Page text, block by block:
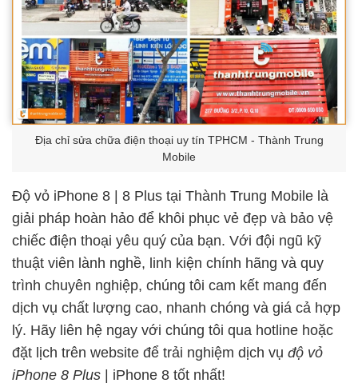
Địa chỉ sửa chữa điện thoại uy tín TPHCM - Thành Trung
Mobile
Độ vỏ iPhone 8 | 8 Plus tại Thành Trung Mobile là
giải pháp hoàn hảo để khôi phục vẻ đẹp và bảo vệ
chiếc điện thoại yêu quý của bạn. Với đội ngũ kỹ
thuật viên lành nghề, linh kiện chính hãng và quy
trình chuyên nghiệp, chúng tôi cam kết mang đến
dịch vụ chất lượng cao, nhanh chóng và giá cả hợp
lý. Hãy liên hệ ngay với chúng tôi qua hotline hoặc
đặt lịch trên website để trải nghiệm dịch vụ độ vỏ
iPhone 8 Plus | iPhone 8 tốt nhất!